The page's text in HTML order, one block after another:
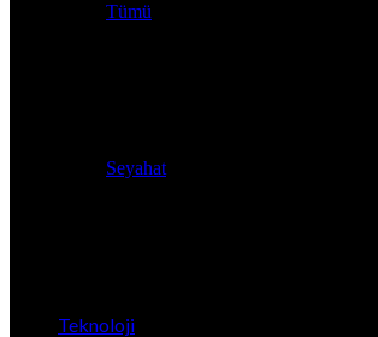
Tümü
Seyahat
Teknoloji